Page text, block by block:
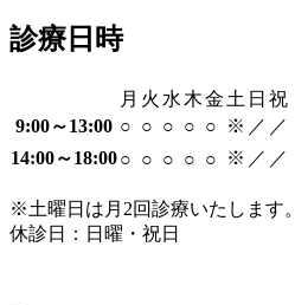
診療日時
月 火 水 木金 土 日 祝
9:00～13:00 ○ ○ ○ ○ ○ ※ ／ ／
14:00～18:00○ ○ ○ ○ ○ ※ ／ ／
※土曜日は月2回診療いたします。
休診日：日曜・祝日